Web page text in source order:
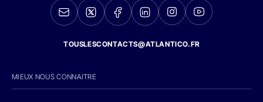
TOUSLESCONTACTS@ATLANTICO.FR
MIEUX NOUS CONNAITRE